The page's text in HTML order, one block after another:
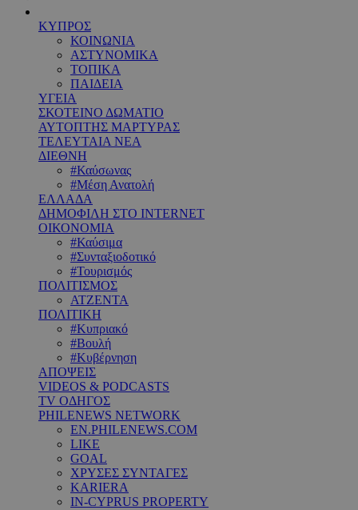
ΚΥΠΡΟΣ
ΚΟΙΝΩΝΙΑ
ΑΣΤΥΝΟΜΙΚΑ
ΤΟΠΙΚΑ
ΠΑΙΔΕΙΑ
ΥΓΕΙΑ
ΣΚΟΤΕΙΝΟ ΔΩΜΑΤΙΟ
ΑΥΤΟΠΤΗΣ ΜΑΡΤΥΡΑΣ
ΤΕΛΕΥΤΑΙΑ ΝΕΑ
ΔΙΕΘΝΗ
#Καύσωνας
#Μέση Ανατολή
ΕΛΛΑΔΑ
ΔΗΜΟΦΙΛΗ ΣΤΟ INTERNET
ΟΙΚΟΝΟΜΙΑ
#Καύσιμα
#Συνταξιοδοτικό
#Τουρισμός
ΠΟΛΙΤΙΣΜΟΣ
ΑΤΖΕΝΤΑ
ΠΟΛΙΤΙΚΗ
#Κυπριακό
#Βουλή
#Κυβέρνηση
ΑΠΟΨΕΙΣ
VIDEOS & PODCASTS
TV ΟΔΗΓΟΣ
PHILENEWS NETWORK
EN.PHILENEWS.COM
LIKE
GOAL
ΧΡΥΣΕΣ ΣΥΝΤΑΓΕΣ
KARIERA
IN-CYPRUS PROPERTY